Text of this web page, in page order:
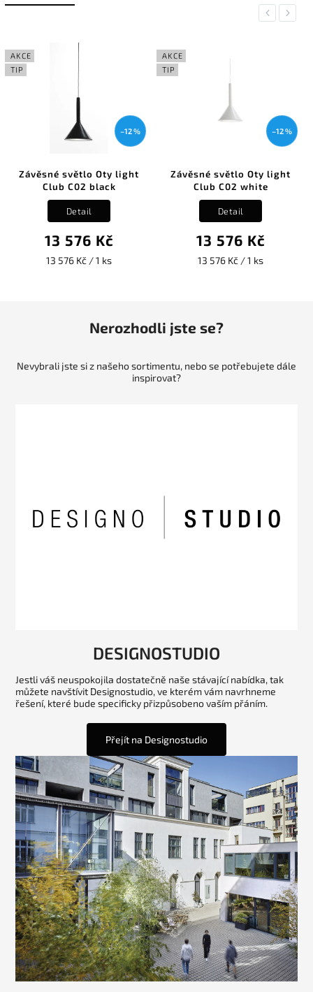
Previous
AKCE
TIP
–12 %
Závěsné světlo Oty light
Club C02 black
13 576 Kč
13 576 Kč / 1 ks
Detail
AKCE
TIP
–12 %
Závěsné světlo Oty light
Club C02 white
13 576 Kč
13 576 Kč / 1 ks
Detail
Next
Nerozhodli jste se?
Nevybrali jste si z našeho sortimentu, nebo se potřebujete dále
inspirovat?
DESIGNOSTUDIO
Jestli váš neuspokojila dostatečně naše stávající nabídka, tak
můžete navštívit Designostudio, ve kterém vám navrhneme
řešení, které bude specificky přizpůsobeno vaším přáním.
Přejít na Designostudio